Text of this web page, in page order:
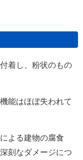
着し、粉状のもの
能はほぼ失われて
よる建物の腐食
刻なダメージにつ